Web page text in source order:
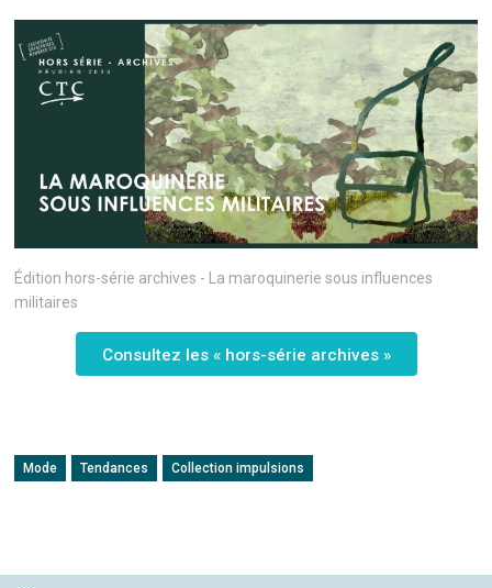
Édition hors-série archives - La maroquinerie sous influences
militaires
Consultez les « hors-série archives »
Mode Tendances Collection impulsions